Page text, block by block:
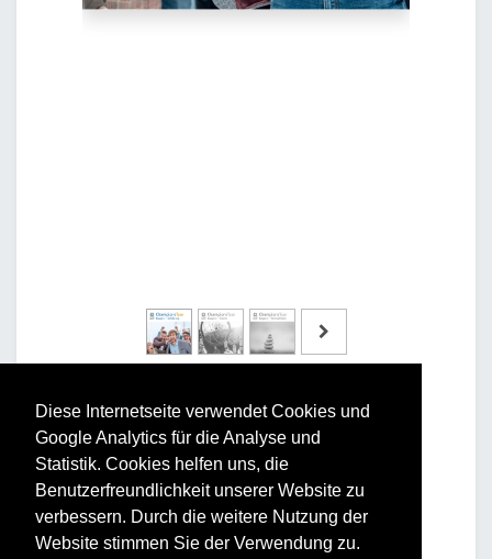
Diese Internetseite verwendet Cookies und
Google Analytics für die Analyse und
Statistik. Cookies helfen uns, die
Benutzerfreundlichkeit unserer Website zu
verbessern. Durch die weitere Nutzung der
Website stimmen Sie der Verwendung zu.
Vorteile und Nutzen
Für Ihr Unternehmen: